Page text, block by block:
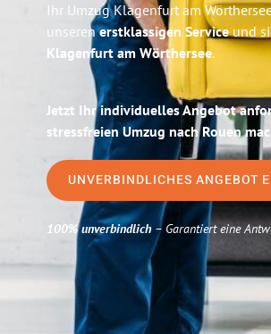
Ihr Umzug Klagenfurt am
unserenerstklassigen Serviceund
Klagenfurt am Wörthersee.
Jetzt Ihr individuelles Angebot
stressfreien Umzug nach Rouen
UNVERBINDLICHES ANGEBOT
100% unverbindlich– Garantiert eine